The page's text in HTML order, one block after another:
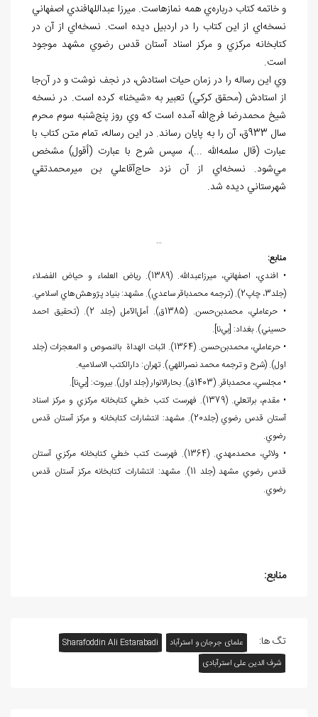
و خاتمه کتاب دربارهي همه نمازهاست. ميرزا عبدالله‏افندي اصفهاني
نسخهاي از اين کتاب را در اردبيل ديده است. نسخهاي از آن در
کتابخانه مرکزي و مرکز اسناد آستان قدس رضوي مشهد موجود
است.
وي اين رساله را در زمان حيات استادش، در نجف نوشت و در آنجا
از استادش (محقق کرکي) تعبير به «شيخنا» کرده است. در نسخه
شيخ محمدرضا فرجالله آمده است که وي روز پنجشنبه سوم محرم
سال 933ق، آن را به پايان رساند. در اين رساله، تمام متن کتاب با
عبارت (قال سلمهالله ...)، سپس شرح با عبارت (أقول) مشخص
ميشود. نسخهاي از آن نزد حاجآقاعلي بن ميرمحمدتقي
شهرستاني ديده شد.
…
منابع:
• افندي، اصفهاني، ميرزاعبدالله. (1389). رياض العلماء و حياض الفضلاء
(جلد3، چاپ2). (ترجمه محمدباقر ساعدي). مشهد: بنياد پژوهش
هاي اسلامي.
• حرعاملي، محمدبنحسن. (1385ق). أمل
الآمل (جلد 2). (تحقيق احمد
حسيني). بغداد: [بينا].
• حرعاملي، محمدبن
حسن. (1364). اثبات الهداة بالنصوص و المعجزات (جلد
اول). (شرح و ترجمه محمد نصراللهي). تهران: دارالکتب الاسلاميه.
• مجلسي، محمدباقر. (1403ق). بحارالانوار (جلد اول). بيروت: [بي
نا].
• مقدم، براتعلي. (1379). فهرست کتب خطي کتابخانه مرکزي و مرکز اسناد
آستان قدس رضوي (جلد20). مشهد: انتشارات کتابخانه و مرکز آستان قدس
رضوي.
• ولائي، محمدمهدي. (1364). فهرست کتب خطي کتابخانه مرکزي آستان
قدس رضوي مشهد (جلد 11). مشهد: انتشارات کتابخانه مرکز آستان قدس
رضوي.
منابع:
تگ ها: علمای جرجان و استرآباد
Sharafoddin Ali Estarabadi
شرف الدین علی استرآبادی